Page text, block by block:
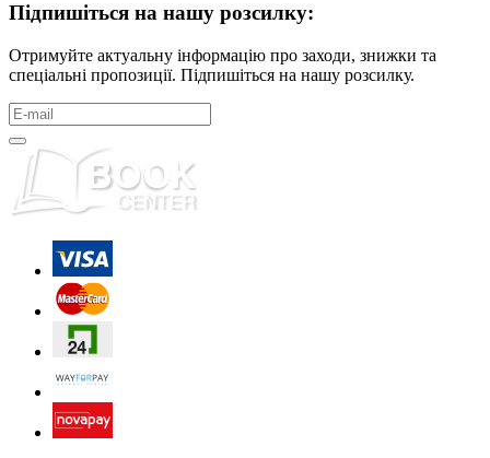
Підпишіться на нашу розсилку:
Отримуйте актуальну інформацію про заходи, знижки та
спеціальні пропозиції. Підпишіться на нашу розсилку.